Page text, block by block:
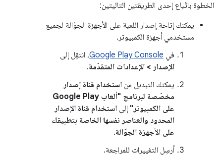
الخطوة باتّباع إحدى الطريقتين التاليتين:
يمكنك إتاحة إصدار اللعبة على الأجهزة الجوّالة لجميع
مستخدمي أجهزة الكمبيوتر.
في Google Play Console، انتقِل إلى
الإصدار > الإعدادات المتقدّمة.
يمكنك التبديل من استخدام قناة إصدار
مخصّصة لبرنامج "ألعاب Google Play
على الكمبيوتر" إلى استخدام قناة الإصدار
المحدود والعناصر نفسها الخاصة بتطبيقك
على الأجهزة الجوّالة.
أرسِل التغييرات للمراجعة.